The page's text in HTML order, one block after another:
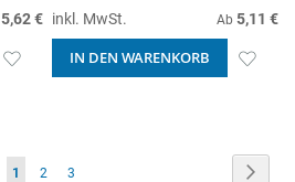
5,62 €
ZUR
inkl. MwSt.
Ab 5,11 €
IN DEN WARENKORB ZUR
Seite
Sie
1 Seite
2 Seite
3